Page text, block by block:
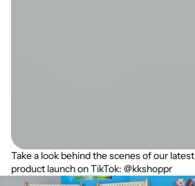
Take a look behind the scenes of our latest
product launch on TikTok: @kkshoppr